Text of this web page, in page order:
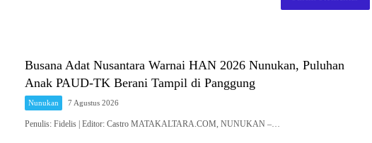
Busana Adat Nusantara Warnai HAN 2026 Nunukan, Puluhan
Anak PAUD-TK Berani Tampil di Panggung
Nunukan 7 Agustus 2026
Penulis: Fidelis | Editor: Castro MATAKALTARA.COM, NUNUKAN –…